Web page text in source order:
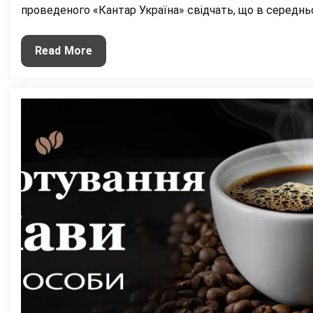
проведеного «Кантар Україна» свідчать, що в
Кавові
тренди
Read More